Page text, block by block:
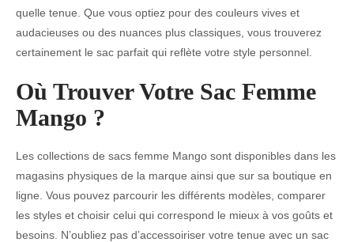
quelle tenue. Que vous optiez pour des couleurs vives et
audacieuses ou des nuances plus classiques, vous trouverez
certainement le sac parfait qui reflète votre style personnel.
Où Trouver Votre Sac Femme
Mango ?
Les collections de sacs femme Mango sont disponibles dans les
magasins physiques de la marque ainsi que sur sa boutique en
ligne. Vous pouvez parcourir les différents modèles, comparer
les styles et choisir celui qui correspond le mieux à vos goûts et
besoins. N’oubliez pas d’accessoiriser votre tenue avec un sac